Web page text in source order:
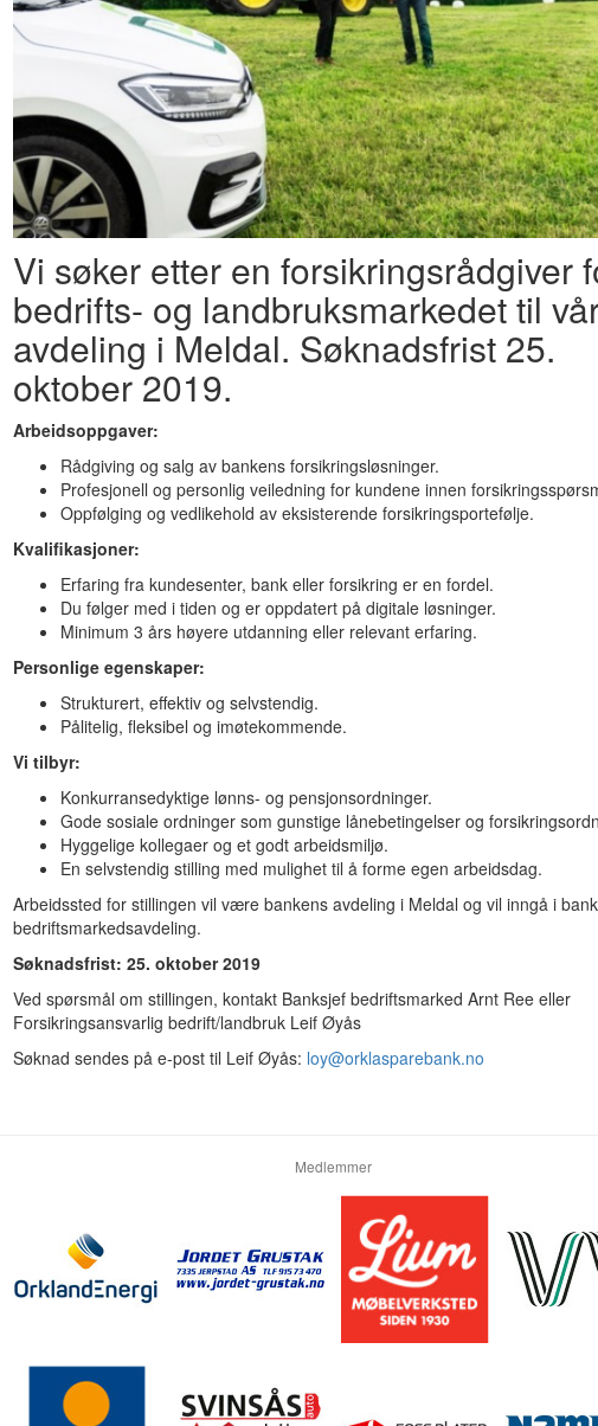
Vi søker etter en forsikringsrådgiver
bedrifts- og landbruksmarkedet til
avdeling i Meldal. Søknadsfrist 25.
oktober 2019.
Arbeidsoppgaver:
Rådgiving og salg av bankens forsikringsløsninger.
Profesjonell og personlig veiledning for kundene innen
Oppfølging og vedlikehold av eksisterende forsikringsportefølje.
Kvalifikasjoner:
Erfaring fra kundesenter, bank eller forsikring er en fordel.
Du følger med i tiden og er oppdatert på digitale løsninger.
Minimum 3 års høyere utdanning eller relevant erfaring.
Personlige egenskaper:
Strukturert, effektiv og selvstendig.
Pålitelig, fleksibel og imøtekommende.
Vi tilbyr:
Konkurransedyktige lønns- og pensjonsordninger.
Gode sosiale ordninger som gunstige lånebetingelser og
Hyggelige kollegaer og et godt arbeidsmiljø.
En selvstendig stilling med mulighet til å forme egen arbeidsdag.
Arbeidssted for stillingen vil være bankens avdeling i Meldal og vil inngå i
bedriftsmarkedsavdeling.
Søknadsfrist: 25. oktober 2019
Ved spørsmål om stillingen, kontakt Banksjef bedriftsmarked Arnt Ree eller
Forsikringsansvarlig bedrift/landbruk Leif Øyås
Søknad sendes på e-post til Leif Øyås: loy@orklasparebank.no
Medlemmer